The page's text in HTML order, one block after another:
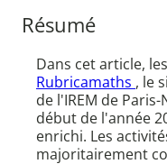
Résumé
Dans cet article,
Rubricamaths , le
de l'IREM de
début de l'année
enrichi. Les
majoritairement